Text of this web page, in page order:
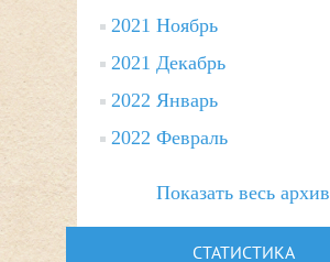
2021 Ноябрь
2021 Декабрь
2022 Январь
2022 Февраль
Показать весь архив
СТАТИСТИКА